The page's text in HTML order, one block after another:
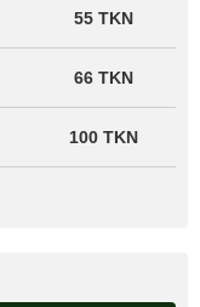
55 TKN
66 TKN
100 TKN